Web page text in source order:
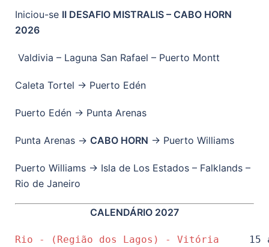
Iniciou-se II DESAFIO MISTRALIS – CABO HORN
2026
Valdivia – Laguna San Rafael – Puerto Montt
Caleta Tortel → Puerto Edén
Puerto Edén → Punta Arenas
Punta Arenas → CABO HORN → Puerto Williams
Puerto Williams → Isla de Los Estados – Falklands –
Rio de Janeiro
CALENDÁRIO 2027
Rio - (Região dos Lagos) - Vitória
15